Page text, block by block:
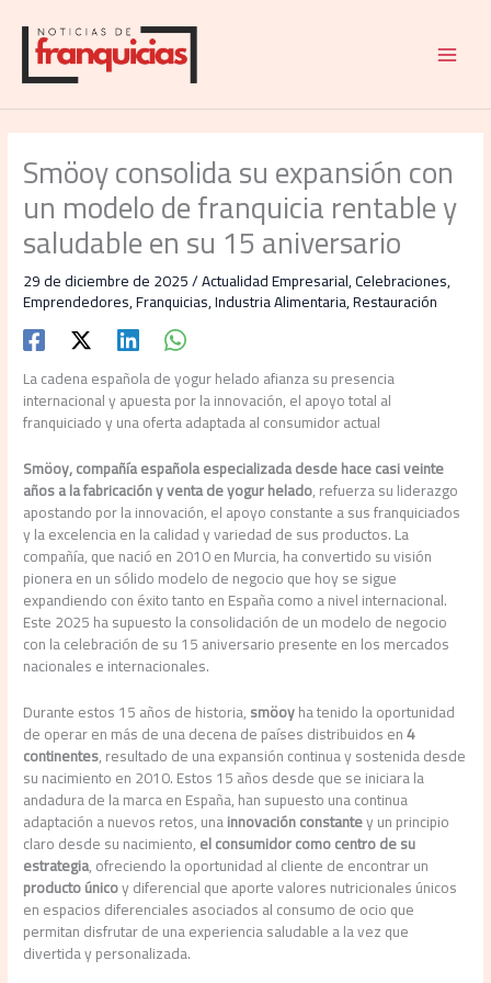
contenido
Smöoy consolida su expansión con
un modelo de franquicia rentable y
saludable en su 15 aniversario
29 de diciembre de 2025/Actualidad Empresarial,Celebraciones,
Emprendedores,Franquicias,Industria Alimentaria,Restauración
La cadena española de yogur helado afianza su presencia
internacional y apuesta por la innovación, el apoyo total al
franquiciado y una oferta adaptada al consumidor actual
Smöoy, compañía española especializada desde hace casi veinte
años a la fabricación y venta de yogur helado, refuerza su liderazgo
apostando por la innovación, el apoyo constante a sus franquiciados
y la excelencia en la calidad y variedad de sus productos. La
compañía, que nació en 2010 en Murcia, ha convertido su visión
pionera en un sólido modelo de negocio que hoy se sigue
expandiendo con éxito tanto en España como a nivel internacional.
Este 2025 ha supuesto la consolidación de un modelo de negocio
con la celebración de su 15 aniversario presente en los mercados
nacionales e internacionales.
Durante estos 15 años de historia,smöoyha tenido la oportunidad
de operar en más de una decena de países distribuidos en4
continentes, resultado de una expansión continua y sostenida desde
su nacimiento en 2010. Estos 15 años desde que se iniciara la
andadura de la marca en España, han supuesto una continua
adaptación a nuevos retos, unainnovación constantey un principio
claro desde su nacimiento,el consumidor como centro de su
estrategia, ofreciendo la oportunidad al cliente de encontrar un
producto únicoy diferencial que aporte valores nutricionales únicos
en espacios diferenciales asociados al consumo de ocio que
permitan disfrutar de una experiencia saludable a la vez que
divertida y personalizada.